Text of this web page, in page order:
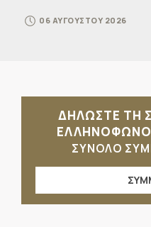
06 ΑΥΓΟΥΣΤΟΥ 2026
ΔΗΛΩΣΤΕ ΤΗ
ΣΥΝΟΛΟ